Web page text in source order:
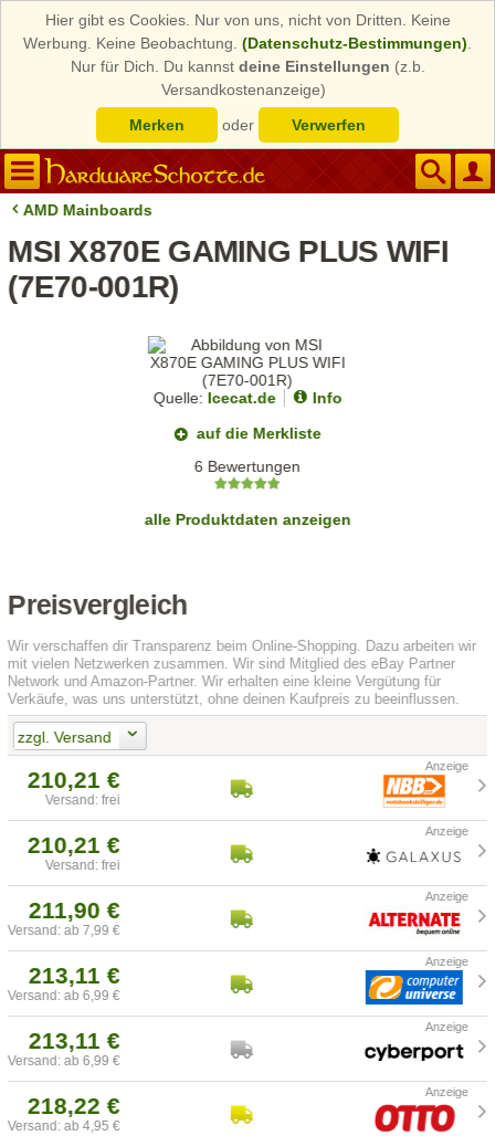
Hier gibt es Cookies. Nur von uns, nicht von Dritten. Keine
Werbung. Keine Beobachtung. (Datenschutz-Bestimmungen)
Nur für Dich. Du kannst deine Einstellungen (z.b.
Versandkostenanzeige)
Merken
oder Verwerfen
AMD Mainboards
MSI X870E GAMING PLUS WIFI
(7E70-001R)
Quelle: Icecat.de
Info
auf die Merkliste
6 Bewertungen
alle Produktdaten anzeigen
Preisvergleich
Wir verschaffen dir Transparenz beim Online-Shopping. Dazu arbeiten wir
mit vielen Netzwerken zusammen. Wir sind Mitglied des eBay Partner
Network und Amazon-Partner. Wir erhalten eine kleine Vergütung für
Verkäufe, was uns unterstützt, ohne deinen Kaufpreis zu beeinflussen.
zzgl. Versand
210,21 €
Versand: frei
210,21 €
Versand: frei
211,90 €
Versand: ab 7,99 €
213,11 €
Versand: ab 6,99 €
213,11 €
Versand: ab 6,99 €
218,22 €
Versand: ab 4,95 €